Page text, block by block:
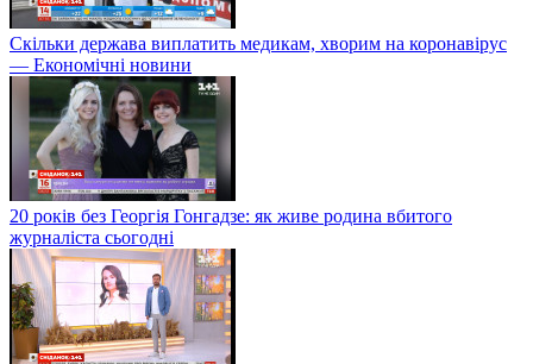
Скільки держава виплатить медикам, хворим на коронавірус
— Економічні новини
20 років без Георгія Гонгадзе: як живе родина вбитого
журналіста сьогодні